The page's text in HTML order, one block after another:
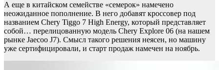
А еще в китайском семействе «семерок» намечено
неожиданное пополнение. В него добавят кроссовер под
названием Chery Tiggo 7 High Energy, который представляет
собой… перелицованную модель Chery Explore 06 (на нашем
рынке Jaecoo J7). Смысл такого решения неясен, но машину
уже сертифицировали, и старт продаж намечен на ноябрь.